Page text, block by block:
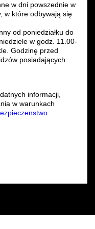
w dni powszednie w
w które odbywają się
od poniedziałku do
w godz. 11.00-
Godzinę przed
posiadających
informacji,
w warunkach